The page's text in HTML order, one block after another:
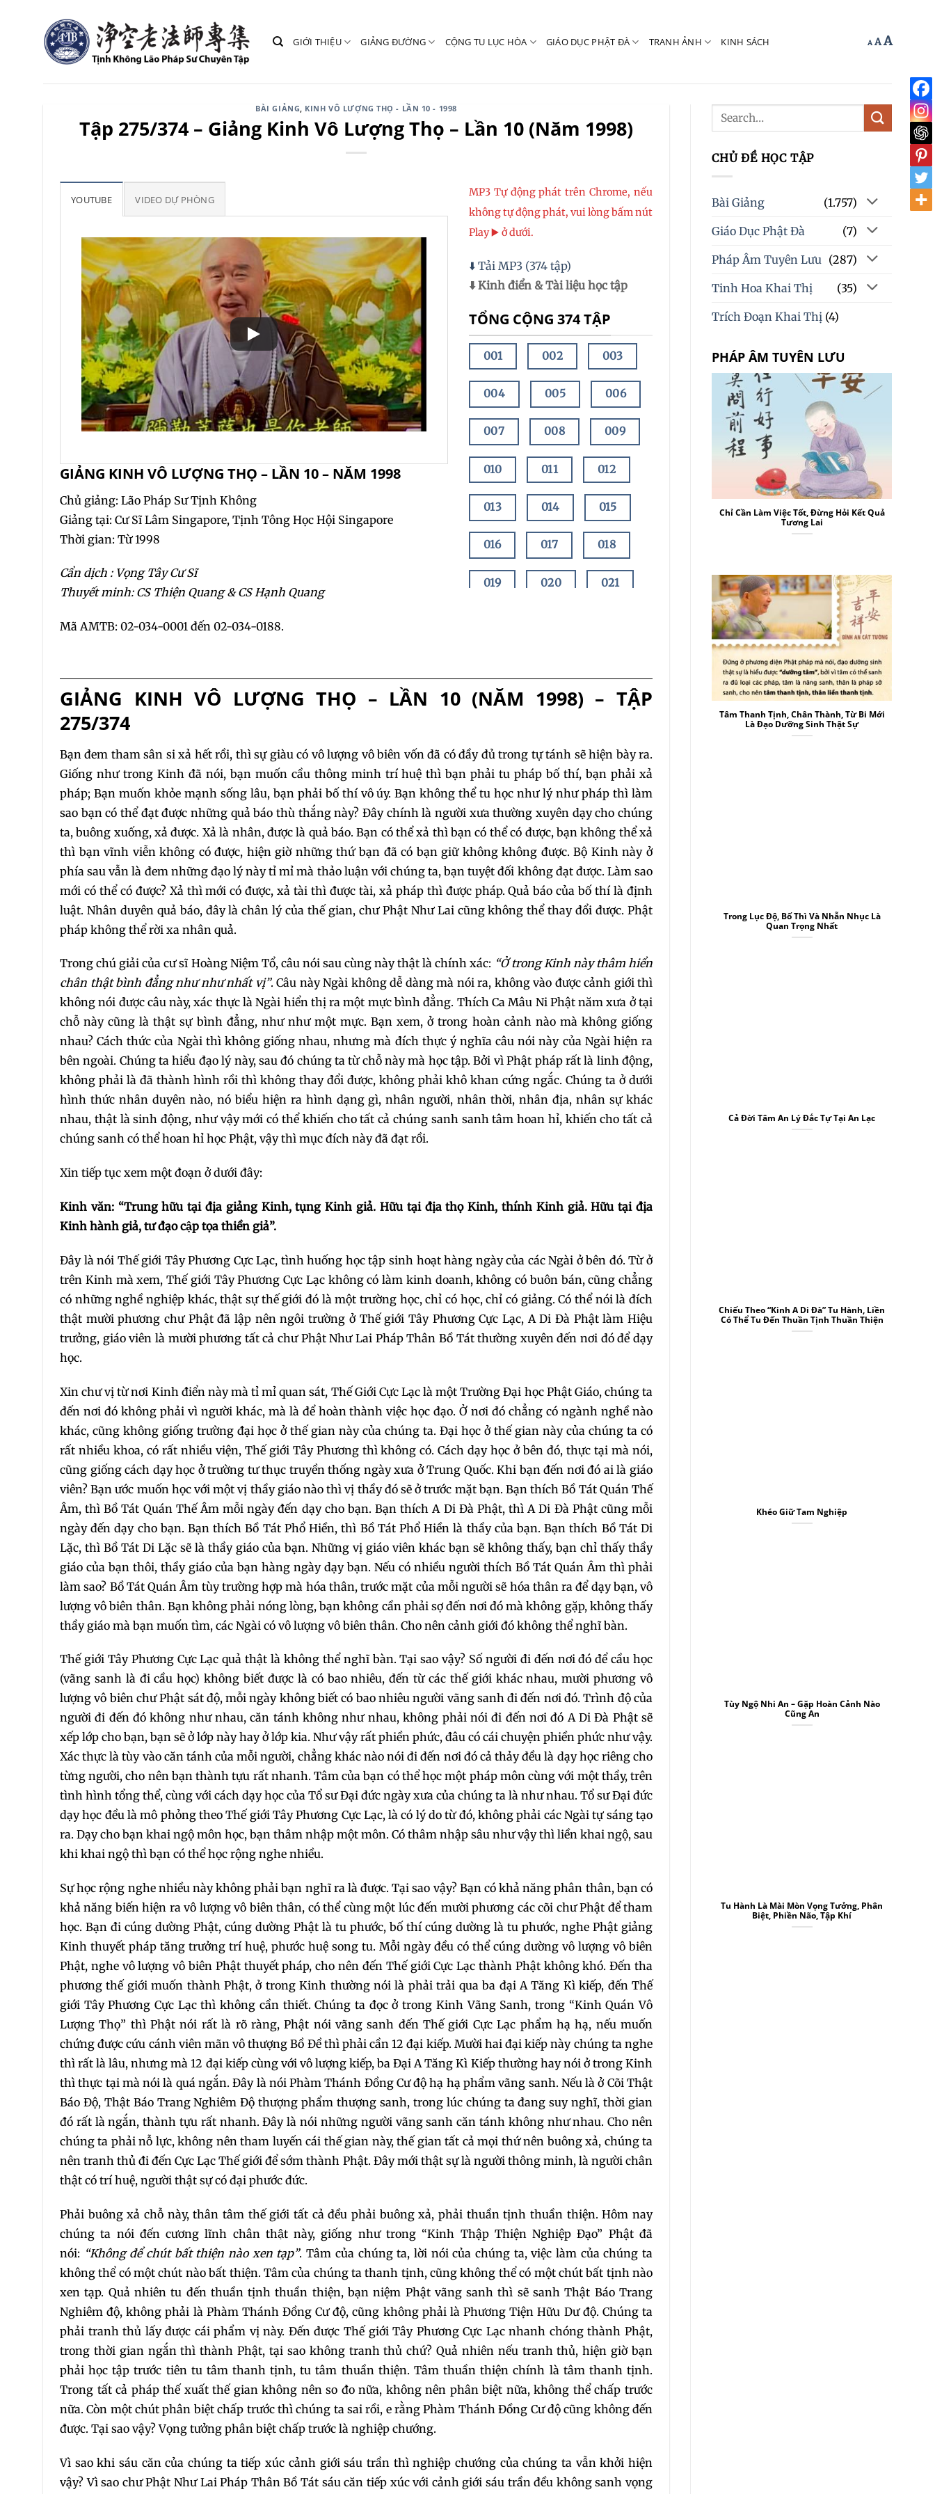
GIỚI THIỆU GIẢNG ĐƯỜNG CỘNG TU LỤC HÒA GIÁO DỤC PHẬT ĐÀ TRANH ẢNH KINH SÁCH A Decrease
A Reset
A
size.
BÀI GIẢNG, KINH VÔ LƯỢNG THỌ - LẦN 10 - 1998
Tập 275/374 – Giảng Kinh Vô Lượng Thọ – Lần 10 (Năm 1998)
YOUTUBE VIDEO DỰ PHÒNG
GIẢNG KINH VÔ LƯỢNG THỌ – LẦN 10 – NĂM 1998
Chủ giảng: Lão Pháp Sư Tịnh Không
Giảng tại: Cư Sĩ Lâm Singapore, Tịnh Tông Học Hội Singapore
Thời gian: Từ 1998
Cẩn dịch : Vọng Tây Cư Sĩ
Thuyết minh: CS Thiện Quang & CS Hạnh Quang
Mã AMTB: 02-034-0001 đến 02-034-0188.
MP3 Tự động phát trên Chrome, nếu
không tự động phát, vui lòng bấm nút
Play ▶️ ở dưới.
⬇️ Tải MP3 (374 tập)
⬇️ Kinh điển & Tài liệu học tập
TỔNG CỘNG 374 TẬP
001 002 003
004 005 006
007 008 009
010 011 012
013 014 015
016 017 018
019 020 021
028 029 030
034 035 036
037 038 039
040 041 042
043 044 045
049 050 051
052 053 054
055 056 057
059 060
061 062 063
073 074 075
076 077 078
079 080 081
085 086 087
088 089 090
091 092 093
094 095 096
097 098 099
100 101 102
106 107 108
109 110 111
112 113 114
115 116 117
118 119 120
124 125 126
127 128 129
130 131 132
133 134 135
136 137
139 141
143
145 146 147
148 149 150
151 152 153
154 155 156
157 158 159
160 161 162
163 164 165
169 170
GIẢNG KINH VÔ LƯỢNG THỌ – LẦN 10 (NĂM 1998) – TẬP
275/374
Bạn đem tham sân si xả hết rồi, thì sự giàu có vô lượng vô biên vốn đã có đầy đủ trong tự tánh sẽ hiện bày ra.
Giống như trong Kinh đã nói, bạn muốn cầu thông minh trí huệ thì bạn phải tu pháp bố thí, bạn phải xả
pháp; Bạn muốn khỏe mạnh sống lâu, bạn phải bố thí vô úy. Bạn không thể tu học như lý như pháp thì làm
sao bạn có thể đạt được những quả báo thù thắng này? Đây chính là người xưa thường xuyên dạy cho chúng
ta, buông xuống, xả được. Xả là nhân, được là quả báo. Bạn có thể xả thì bạn có thể có được, bạn không thể xả
thì bạn vĩnh viễn không có được, hiện giờ những thứ bạn đã có bạn giữ không không được. Bộ Kinh này ở
phía sau vẫn là đem những đạo lý này tỉ mỉ mà thảo luận với chúng ta, bạn tuyệt đối không đạt được. Làm sao
mới có thể có được? Xả thì mới có được, xả tài thì được tài, xả pháp thì được pháp. Quả báo của bố thí là định
luật. Nhân duyên quả báo, đây là chân lý của thế gian, chư Phật Như Lai cũng không thể thay đổi được. Phật
pháp không thể rời xa nhân quả.
Trong chú giải của cư sĩ Hoàng Niệm Tổ, câu nói sau cùng này thật là chính xác: “Ở trong Kinh này thâm hiển
chân thật bình đẳng như như nhất vị”. Câu này Ngài không dễ dàng mà nói ra, không vào được cảnh giới thì
không nói được câu này, xác thực là Ngài hiển thị ra một mực bình đẳng. Thích Ca Mâu Ni Phật năm xưa ở tại
chỗ này cũng là thật sự bình đẳng, như như một mực. Bạn xem, ở trong hoàn cảnh nào mà không giống
nhau? Cách thức của Ngài thì không giống nhau, nhưng mà đích thực ý nghĩa câu nói này của Ngài hiện ra
bên ngoài. Chúng ta hiểu đạo lý này, sau đó chúng ta từ chỗ này mà học tập. Bởi vì Phật pháp rất là linh động,
không phải là đã thành hình rồi thì không thay đổi được, không phải khô khan cứng ngắc. Chúng ta ở dưới
hình thức nhân duyên nào, nó biểu hiện ra hình dạng gì, nhân người, nhân thời, nhân địa, nhân sự khác
nhau, thật là sinh động, như vậy mới có thể khiến cho tất cả chúng sanh sanh tâm hoan hỉ, khiến cho tất cả
chúng sanh có thể hoan hỉ học Phật, vậy thì mục đích này đã đạt rồi.
Xin tiếp tục xem một đoạn ở dưới đây:
Kinh văn: “Trung hữu tại địa giảng Kinh, tụng Kinh giả. Hữu tại địa thọ Kinh, thính Kinh giả. Hữu tại địa
Kinh hành giả, tư đạo cập tọa thiền giả”.
Đây là nói Thế giới Tây Phương Cực Lạc, tình huống học tập sinh hoạt hàng ngày của các Ngài ở bên đó. Từ ở
trên Kinh mà xem, Thế giới Tây Phương Cực Lạc không có làm kinh doanh, không có buôn bán, cũng chẳng
có những nghề nghiệp khác, thật sự thế giới đó là một trường học, chỉ có học, chỉ có giảng. Có thể nói là đích
thật mười phương chư Phật đã lập nên ngôi trường ở Thế giới Tây Phương Cực Lạc, A Di Đà Phật làm Hiệu
trưởng, giáo viên là mười phương tất cả chư Phật Như Lai Pháp Thân Bồ Tát thường xuyên đến nơi đó để dạy
học.
Xin chư vị từ nơi Kinh điển này mà tỉ mỉ quan sát, Thế Giới Cực Lạc là một Trường Đại học Phật Giáo, chúng ta
đến nơi đó không phải vì người khác, mà là để hoàn thành việc học đạo. Ở nơi đó chẳng có ngành nghề nào
khác, cũng không giống trường đại học ở thế gian này của chúng ta. Đại học ở thế gian này của chúng ta có
rất nhiều khoa, có rất nhiều viện, Thế giới Tây Phương thì không có. Cách dạy học ở bên đó, thực tại mà nói,
cũng giống cách dạy học ở trường tư thục truyền thống ngày xưa ở Trung Quốc. Khi bạn đến nơi đó ai là giáo
viên? Bạn ước muốn học với một vị thầy giáo nào thì vị thầy đó sẽ ở trước mặt bạn. Bạn thích Bồ Tát Quán Thế
Âm, thì Bồ Tát Quán Thế Âm mỗi ngày đến dạy cho bạn. Bạn thích A Di Đà Phật, thì A Di Đà Phật cũng mỗi
ngày đến dạy cho bạn. Bạn thích Bồ Tát Phổ Hiền, thì Bồ Tát Phổ Hiền là thầy của bạn. Bạn thích Bồ Tát Di
Lặc, thì Bồ Tát Di Lặc sẽ là thầy giáo của bạn. Những vị giáo viên khác bạn sẽ không thấy, bạn chỉ thấy thầy
giáo của bạn thôi, thầy giáo của bạn hàng ngày dạy bạn. Nếu có nhiều người thích Bồ Tát Quán Âm thì phải
làm sao? Bồ Tát Quán Âm tùy trường hợp mà hóa thân, trước mặt của mỗi người sẽ hóa thân ra để dạy bạn, vô
lượng vô biên thân. Bạn không phải nóng lòng, bạn không cần phải sợ đến nơi đó mà không gặp, không thấy
thầy giáo mà bạn muốn tìm, các Ngài có vô lượng vô biên thân. Cho nên cảnh giới đó không thể nghĩ bàn.
Thế giới Tây Phương Cực Lạc quả thật là không thể nghĩ bàn. Tại sao vậy? Số người đi đến nơi đó để cầu học
(vãng sanh là đi cầu học) không biết được là có bao nhiêu, đến từ các thế giới khác nhau, mười phương vô
lượng vô biên chư Phật sát độ, mỗi ngày không biết có bao nhiêu người vãng sanh đi đến nơi đó. Trình độ của
người đi đến đó không như nhau, căn tánh không như nhau, không phải nói đi đến nơi đó A Di Đà Phật sẽ
xếp lớp cho bạn, bạn sẽ ở lớp này hay ở lớp kia. Như vậy rất phiền phức, đâu có cái chuyện phiền phức như vậy.
Xác thực là tùy vào căn tánh của mỗi người, chẳng khác nào nói đi đến nơi đó cả thảy đều là dạy học riêng cho
từng người, cho nên bạn thành tựu rất nhanh. Tâm của bạn có thể học một pháp môn cùng với một thầy, trên
tình hình tổng thể, cùng với cách dạy học của Tổ sư Đại đức ngày xưa của chúng ta là như nhau. Tổ sư Đại đức
dạy học đều là mô phỏng theo Thế giới Tây Phương Cực Lạc, là có lý do từ đó, không phải các Ngài tự sáng tạo
ra. Dạy cho bạn khai ngộ môn học, bạn thâm nhập một môn. Có thâm nhập sâu như vậy thì liền khai ngộ, sau
khi khai ngộ thì bạn có thể học rộng nghe nhiều.
Sự học rộng nghe nhiều này không phải bạn nghĩ ra là được. Tại sao vậy? Bạn có khả năng phân thân, bạn có
khả năng biến hiện ra vô lượng vô biên thân, có thể cùng một lúc đến mười phương các cõi chư Phật để tham
học. Bạn đi cúng dường Phật, cúng dường Phật là tu phước, bố thí cúng dường là tu phước, nghe Phật giảng
Kinh thuyết pháp tăng trưởng trí huệ, phước huệ song tu. Mỗi ngày đều có thể cúng dường vô lượng vô biên
Phật, nghe vô lượng vô biên Phật thuyết pháp, cho nên đến Thế giới Cực Lạc thành Phật không khó. Đến tha
phương thế giới muốn thành Phật, ở trong Kinh thường nói là phải trải qua ba đại A Tăng Kì kiếp, đến Thế
giới Tây Phương Cực Lạc thì không cần thiết. Chúng ta đọc ở trong Kinh Vãng Sanh, trong “Kinh Quán Vô
Lượng Thọ” thì Phật nói rất là rõ ràng, Phật nói vãng sanh đến Thế giới Cực Lạc phẩm hạ hạ, nếu muốn
chứng được cứu cánh viên mãn vô thượng Bồ Đề thì phải cần 12 đại kiếp. Mười hai đại kiếp này chúng ta nghe
thì rất là lâu, nhưng mà 12 đại kiếp cùng với vô lượng kiếp, ba Đại A Tăng Kì Kiếp thường hay nói ở trong Kinh
thì thực tại mà nói là quá ngắn. Đây là nói Phàm Thánh Đồng Cư độ hạ hạ phẩm vãng sanh. Nếu là ở Cõi Thật
Báo Độ, Thật Báo Trang Nghiêm Độ thượng phẩm thượng sanh, trong lúc chúng ta đang suy nghĩ, thời gian
đó rất là ngắn, thành tựu rất nhanh. Đây là nói những người vãng sanh căn tánh không như nhau. Cho nên
chúng ta phải nỗ lực, không nên tham luyến cái thế gian này, thế gian tất cả mọi thứ nên buông xả, chúng ta
nên tranh thủ đi đến Cực Lạc Thế giới để sớm thành Phật. Đây mới thật sự là người thông minh, là người chân
thật có trí huệ, người thật sự có đại phước đức.
Phải buông xả chỗ này, thân tâm thế giới tất cả đều phải buông xả, phải thuần tịnh thuần thiện. Hôm nay
chúng ta nói đến cương lĩnh chân thật này, giống như trong “Kinh Thập Thiện Nghiệp Đạo” Phật đã
nói: “Không để chút bất thiện nào xen tạp”. Tâm của chúng ta, lời nói của chúng ta, việc làm của chúng ta
không thể có một chút nào bất thiện. Tâm của chúng ta thanh tịnh, cũng không thể có một chút bất tịnh nào
xen tạp. Quả nhiên tu đến thuần tịnh thuần thiện, bạn niệm Phật vãng sanh thì sẽ sanh Thật Báo Trang
Nghiêm độ, không phải là Phàm Thánh Đồng Cư độ, cũng không phải là Phương Tiện Hữu Dư độ. Chúng ta
phải tranh thủ lấy được cái phẩm vị này. Đến được Thế giới Tây Phương Cực Lạc nhanh chóng thành Phật,
trong thời gian ngắn thì thành Phật, tại sao không tranh thủ chứ? Quả nhiên nếu tranh thủ, hiện giờ bạn
phải học tập trước tiên tu tâm thanh tịnh, tu tâm thuần thiện. Tâm thuần thiện chính là tâm thanh tịnh.
Trong tất cả pháp thế xuất thế gian không nên so đo nữa, không nên phân biệt nữa, không thể chấp trước
nữa. Còn một chút phân biệt chấp trước thì chúng ta sai rồi, e rằng Phàm Thánh Đồng Cư độ cũng không đến
được. Tại sao vậy? Vọng tưởng phân biệt chấp trước là nghiệp chướng.
Vì sao khi sáu căn của chúng ta tiếp xúc cảnh giới sáu trần thì nghiệp chướng của chúng ta vẫn khởi hiện
vậy? Vì sao chư Phật Như Lai Pháp Thân Bồ Tát sáu căn tiếp xúc với cảnh giới sáu trần đều không sanh vọng
CHỦ ĐỀ HỌC TẬP
Bài Giảng (1.757)
Giáo Dục Phật Đà (7)
Pháp Âm Tuyên Lưu (287)
Tinh Hoa Khai Thị (35)
Trích Đoạn Khai Thị (4)
PHÁP ÂM TUYÊN LƯU
Chỉ Cần Làm Việc Tốt, Đừng Hỏi Kết Quả
Tương Lai
Tâm Thanh Tịnh, Chân Thành, Từ Bi Mới
Là Đạo Dưỡng Sinh Thật Sự
Trong Lục Độ, Bố Thì Và Nhẫn Nhục Là
Quan Trọng Nhất
Cả Đời Tâm An Lý Đắc Tự Tại An Lạc
Chiếu Theo “Kinh A Di Đà” Tu Hành, Liền
Có Thể Tu Đến Thuần Tịnh Thuần Thiện
Khéo Giữ Tam Nghiệp
Tùy Ngộ Nhi An – Gặp Hoàn Cảnh Nào
Cũng An
Tu Hành Là Mài Mòn Vọng Tưởng, Phân
Biệt, Phiền Não, Tập Khí